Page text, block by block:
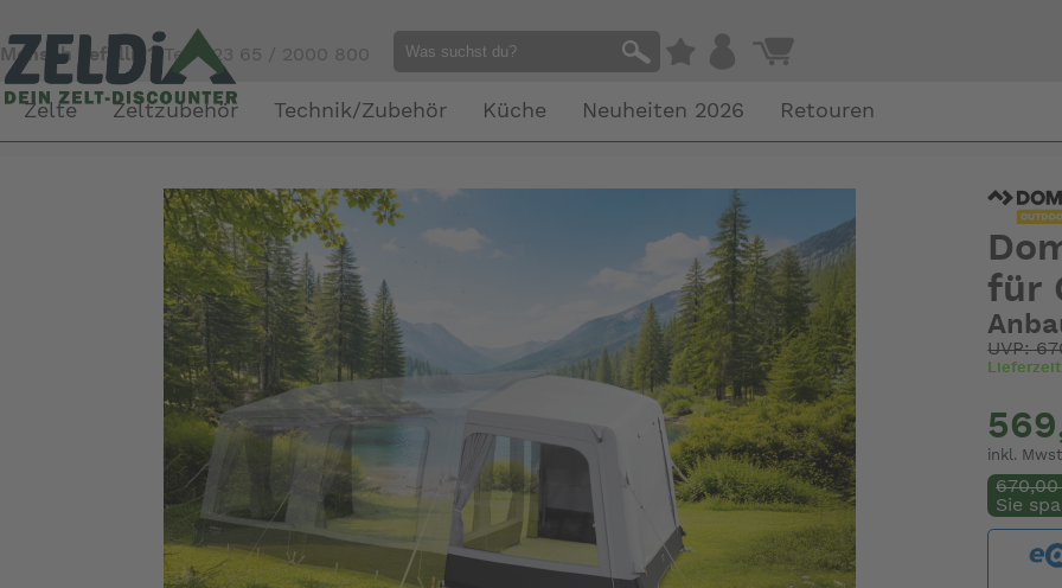
Mensch gefällig? Tel. 023 65 / 2000 800
Zelte Zeltzubehör Technik/Zubehör Küche Neuheiten 2026 Retouren
für
UVP:
inkl.
Sie